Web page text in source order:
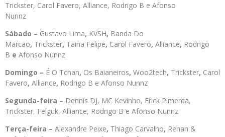
Trickster, Carol Favero, Alliance, Rodrigo B e Afonso
Nunnz
Sábado – Gustavo Lima, KVSH, Banda Do
Marcão, Trickster, Taina Felipe, Carol Favero, Alliance, Rodrigo
B e Afonso Nunnz
Domingo – É O Tchan, Os Baianeiros, Woo2tech, Trickster, Carol
Favero, Alliance, Rodrigo B e Afonso Nunnz
Segunda-feira – Dennis DJ, MC Kevinho, Erick Pimenta,
Trickster, Felguk, Alliance, Rodrigo B e Afonso Nunnz
Terça-feira – Alexandre Peixe, Thiago Carvalho, Renan &